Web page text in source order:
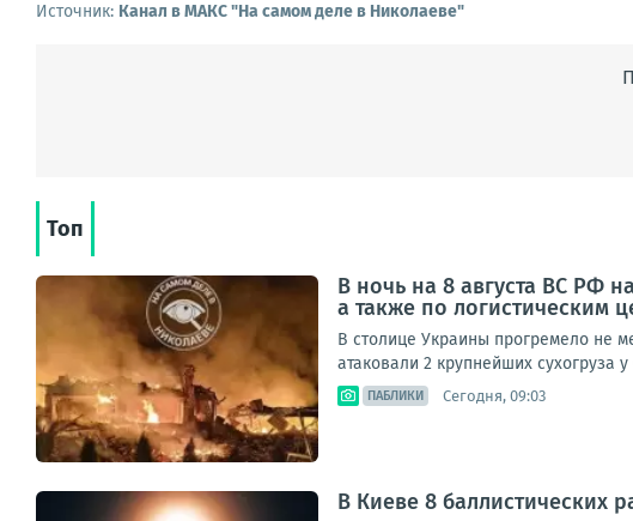
Источник: Канал в МАКС "На самом деле в Николаеве"
Топ
В ночь на 8 августа ВС РФ
а также по логистическим
В столице Украины прогремело не
атаковали 2 крупнейших сухогруза
ПАБЛИКИ Сегодня, 09:03
В Киеве 8 баллистических